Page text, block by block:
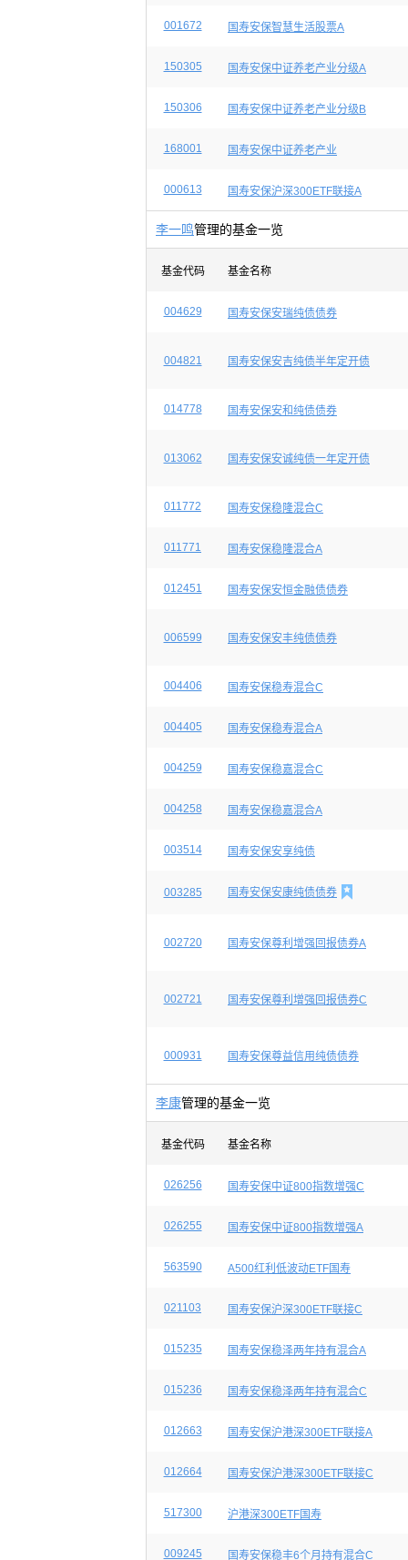
001672 国寿安保智慧生活股票A
150305 国寿安保中证养老产业分级A
150306 国寿安保中证养老产业分级B
168001 国寿安保中证养老产业
000613 国寿安保沪深300ETF联接A
李一鸣管理的基金一览
基金代码 基金名称
004629 国寿安保安瑞纯债债券
004821 国寿安保安吉纯债半年定开债
014778 国寿安保安和纯债债券
013062 国寿安保安诚纯债一年定开债
011772 国寿安保稳隆混合C
011771 国寿安保稳隆混合A
012451 国寿安保安恒金融债债券
006599 国寿安保安丰纯债债券
004406 国寿安保稳寿混合C
004405 国寿安保稳寿混合A
004259 国寿安保稳嘉混合C
004258 国寿安保稳嘉混合A
003514 国寿安保安享纯债
003285 国寿安保安康纯债债券 
002720 国寿安保尊利增强回报债券A
002721 国寿安保尊利增强回报债券C
000931 国寿安保尊益信用纯债债券
李康管理的基金一览
基金代码 基金名称
026256 国寿安保中证800指数增强C
026255 国寿安保中证800指数增强A
563590 A500红利低波动ETF国寿
021103 国寿安保沪深300ETF联接C
015235 国寿安保稳泽两年持有混合A
015236 国寿安保稳泽两年持有混合C
012663 国寿安保沪港深300ETF联接A
012664 国寿安保沪港深300ETF联接C
517300 沪港深300ETF国寿
009245 国寿安保稳丰6个月持有混合C